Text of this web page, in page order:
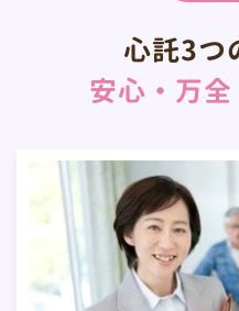
心託3つ
安心・万